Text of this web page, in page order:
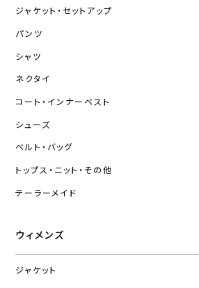
ジャケット・セットアップ
パンツ
シャツ
ネクタイ
コート・インナーベスト
シューズ
ベルト・バッグ
トップス・ニット・その他
テーラーメイド
ウィメンズ
ジャケット